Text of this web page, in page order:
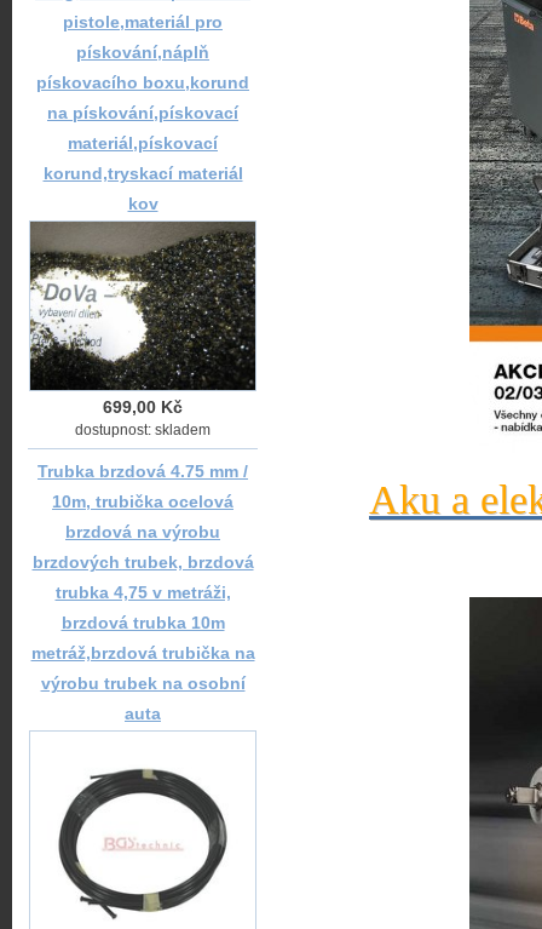
Aku a
pistole,materiál pro
pískování,náplň
pískovacího boxu,korund
na pískování,pískovací
materiál,pískovací
korund,tryskací materiál
kov
699,00 Kč
dostupnost: skladem
Trubka brzdová 4.75 mm /
10m, trubička ocelová
brzdová na výrobu
brzdových trubek, brzdová
trubka 4,75 v metráži,
brzdová trubka 10m
metráž,brzdová trubička na
výrobu trubek na osobní
auta